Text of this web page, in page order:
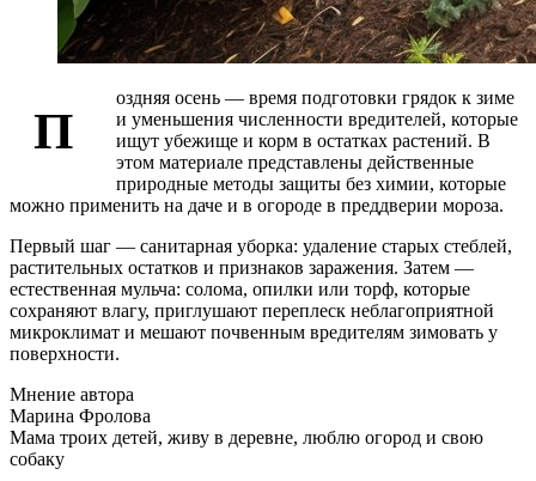
П
оздняя осень — время подготовки грядок к зиме
и уменьшения численности вредителей, которые
ищут убежище и корм в остатках растений. В
этом материале представлены действенные
природные методы защиты без химии, которые
можно применить на даче и в огороде в преддверии мороза.
Первый шаг — санитарная уборка: удаление старых стеблей,
растительных остатков и признаков заражения. Затем —
естественная мульча: солома, опилки или торф, которые
сохраняют влагу, приглушают переплеск неблагоприятной
микроклимат и мешают почвенным вредителям зимовать у
поверхности.
Мнение автора
Марина Фролова
Мама троих детей, живу в деревне, люблю огород и свою
собаку